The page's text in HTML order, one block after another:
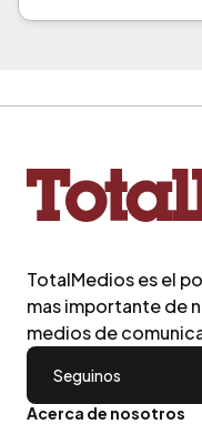
TotalMedios es el
mas importante de
medios de
Seguinos
Acerca de nosotros